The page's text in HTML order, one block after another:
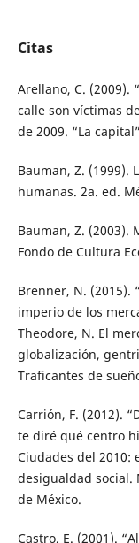
Citas
Arellano, C. (2009).
calle son víctimas
de 2009. “La
Bauman, Z. (1999).
humanas. 2a. ed.
Bauman, Z. (2003).
Fondo de Cultura
Brenner, N. (2015).
imperio de los
Theodore, N. El
globalización,
Traficantes de
Carrión, F. (2012).
te diré qué centro
Ciudades del 2010:
desigualdad social.
de México.
Castro, E. (2001).